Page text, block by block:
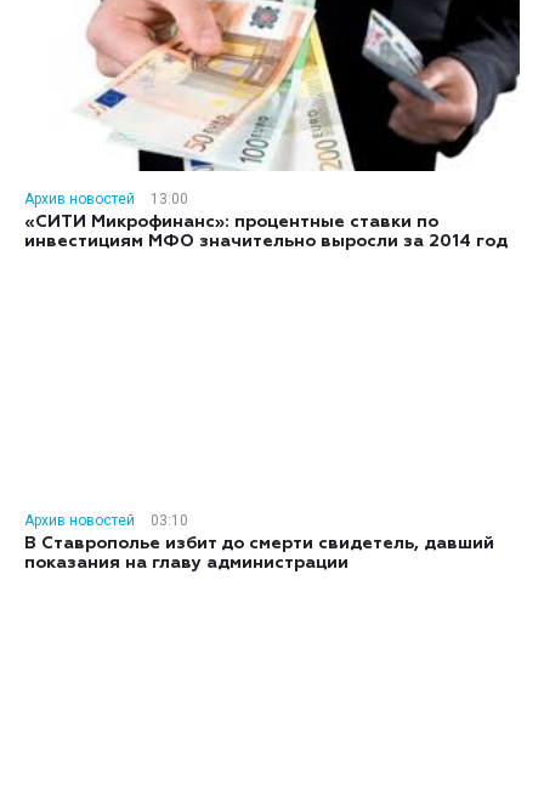
Архив новостей
13:00
«СИТИ Микрофинанс»: процентные ставки по
инвестициям МФО значительно выросли за 2014 год
Архив новостей
03:10
В Ставрополье избит до смерти свидетель, давший
показания на главу администрации